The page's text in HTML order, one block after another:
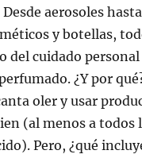
aerosoles hasta
y botellas,
del cuidado personal
¿Y por
oler y usar
(al menos a todos
Pero, ¿qué